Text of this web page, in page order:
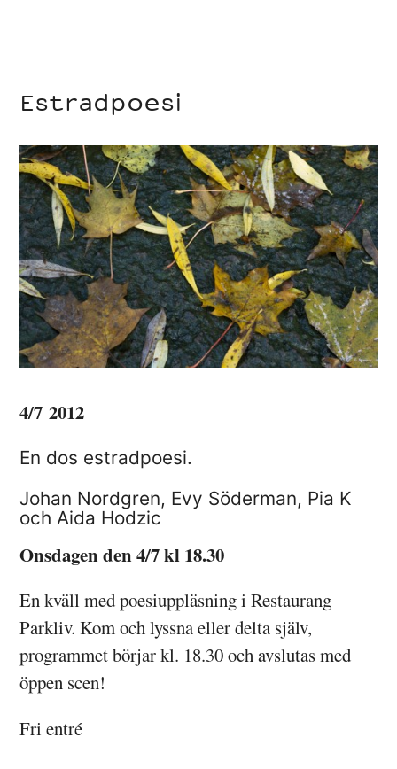
Estradpoesi
4/7 2012
En dos estradpoesi.
Johan Nordgren, Evy Söderman, Pia K
och Aida Hodzic
Onsdagen den 4/7 kl 18.30
En kväll med poesiuppläsning i Restaurang
Parkliv. Kom och lyssna eller delta själv,
programmet börjar kl. 18.30 och avslutas med
öppen scen!
Fri entré